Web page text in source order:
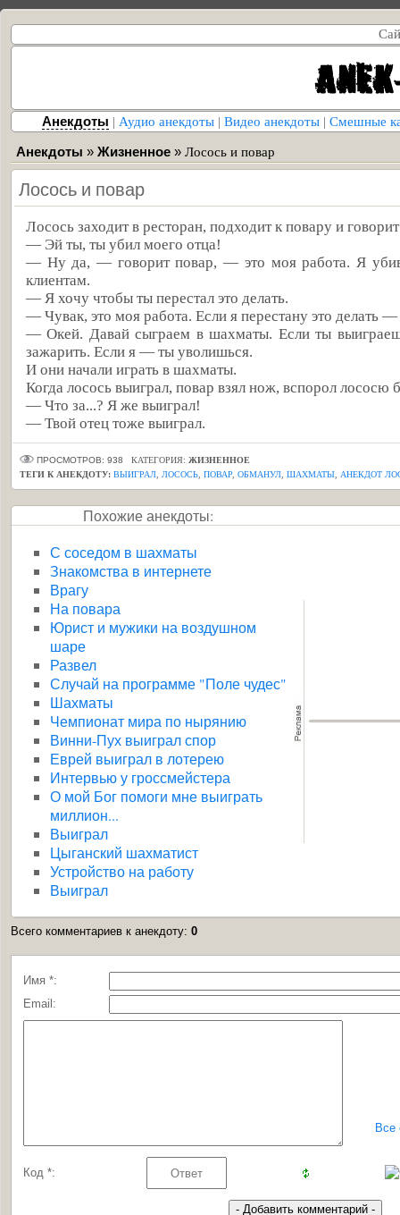
Анекдоты | Аудио анекдоты | Видео анекдоты | Смешные
Анекдоты » Жизненное » Лосось и повар
Лосось и повар
Лосось заходит в ресторан, подходит к повару и
— Эй ты, ты убил моего отца!
— Ну да, — говорит повар, — это моя работа. Я
клиентам.
— Я хочу чтобы ты перестал это делать.
— Чувак, это моя работа. Если я перестану это делать
— Окей. Давай сыграем в шахматы. Если ты
зажарить. Если я — ты уволишься.
И они начали играть в шахматы.
Когда лосось выиграл, повар взял нож, вспорол лососю
— Что за...? Я же выиграл!
— Твой отец тоже выиграл.
ПРОСМОТРОВ: 938 КАТЕГОРИЯ: ЖИЗНЕННОЕ
ТЕГИ К АНЕКДОТУ: ВЫИГРАЛ ЛОСОСЬ ПОВАР ОБМАНУЛ ШАХМАТЫ АНЕКДОТ
Похожие анекдоты:
С соседом в шахматы
Знакомства в интернете
Врагу
На повара
Юрист и мужики на воздушном
шаре
Развел
Случай на программе "Поле чудес"
Шахматы
Чемпионат мира по нырянию
Винни-Пух выиграл спор
Еврей выиграл в лотерею
Интервью у гроссмейстера
О мой Бог помоги мне выиграть
миллион...
Выиграл
Цыганский шахматист
Устройство на работу
Выиграл
Всего комментариев к анекдоту: 0
Имя *:
Email:
Все
Код *: